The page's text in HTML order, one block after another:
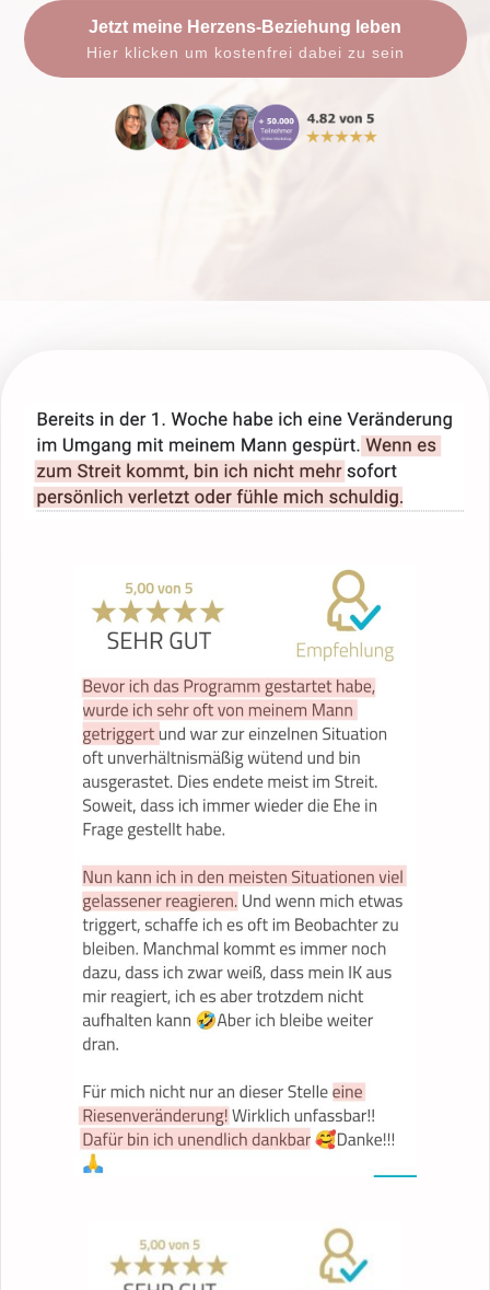
Jetzt meine Herzens-Beziehung leben
Hier klicken um kostenfrei dabei zu sein